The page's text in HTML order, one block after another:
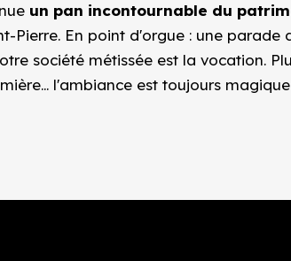
un pan incontournable du
Pierre. En point d'orgue : une parade
société métissée est la vocation.
l'ambiance est toujours magique